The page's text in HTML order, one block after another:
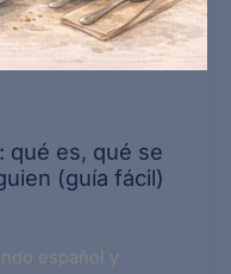
qué es, qué se
(guía fácil)
español y